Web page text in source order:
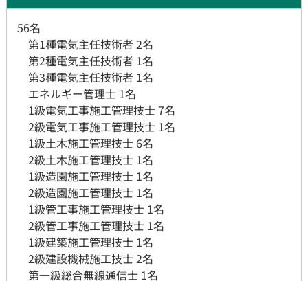
​​​​​56名
第1種電気主任技術者 2名
第2種電気主任技術者 1名
第3種電気主任技術者 1名​​​​​​​
エネルギー管理士 1名
1級電気工事施工管理技士 7名
2級電気工事施工管理技士 1名
1級土木施工管理技士 6名
2級土木施工管理技士 1名
1級造園施工管理技士 1名
2級造園施工管理技士 1名
1級管工事施工管理技士 1名
​​​​​​​ 2級管工事施工管理技士 1名
1級建築施工管理技士 1名
​​​​​​​ 2級建設機械施工技士 2名
第一級総合無線通信士 1名